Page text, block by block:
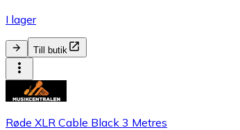
I lager
Till butik
Røde XLR Cable Black 3 Metres